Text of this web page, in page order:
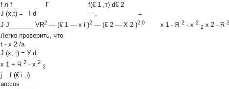
f л f Г
f(€ 1 ,т) d€ 2
J (x,t) =
I di —, =
J J_______ VR2 — (€ 1 — x i )2 — (€ 2 — X 2 )2 0 x 1 - R 2 - x 2
2 x 2 - R 2
Легко проверить, что
t - x 2 /a
J (x, t) = У di
x 1 + R 2 - x 2
2
j f (€ i ,i)
arccos